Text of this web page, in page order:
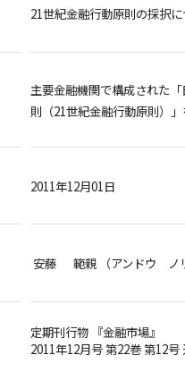
21世紀金融行動原則の採択
主要金融機関で構成された
則（21世紀金融行動原則）」
2011年12月01日
安藤 範親 （アンドウ ノリ
定期刊行物 『金融市場』
2011年12月号 第22巻 第12